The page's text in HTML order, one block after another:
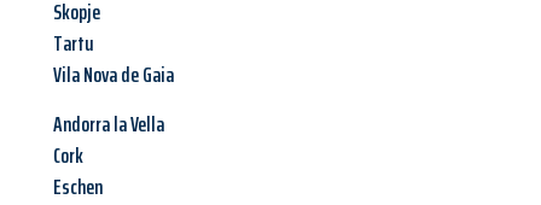
Skopje
Tartu
Vila Nova de Gaia
Andorra la Vella
Cork
Eschen